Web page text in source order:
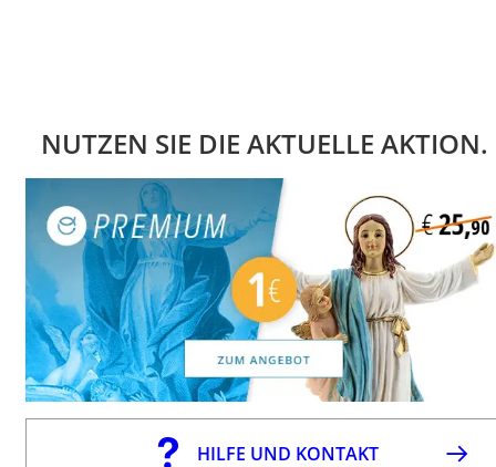
NUTZEN SIE DIE AKTUELLE AKTION.
HILFE UND KONTAKT